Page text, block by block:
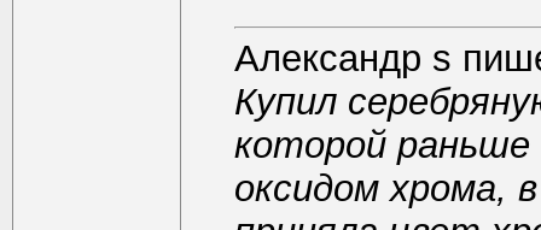
Александр s
Купил
которой
оксидом хрома,